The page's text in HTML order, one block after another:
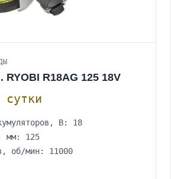
R18AG 125 18V
В: 18
мм: 125
об/мин: 11000